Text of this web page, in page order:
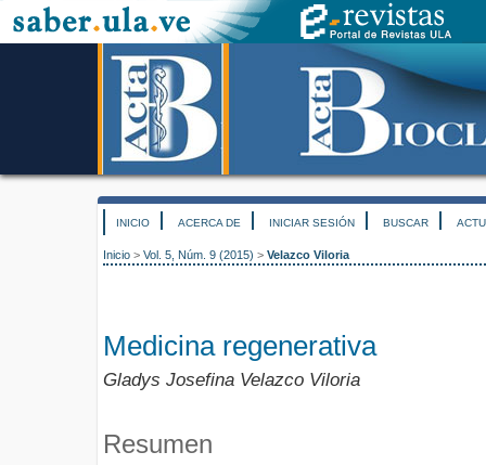
INICIO ACERCA DE INICIAR SESIÓN BUSCAR
Inicio > Vol. 5, Núm. 9 (2015) > Velazco Viloria
Medicina regenerativa
Gladys Josefina Velazco Viloria
Resumen